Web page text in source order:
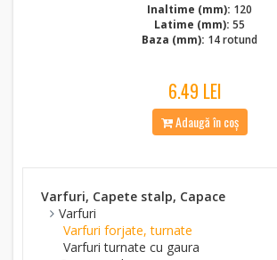
Inaltime (mm): 120
Latime (mm): 55
Baza (mm): 14 rotund
6.49 LEI
Adaugă în coș
Varfuri, Capete stalp, Capace
Varfuri
Varfuri forjate, turnate
Varfuri turnate cu gaura